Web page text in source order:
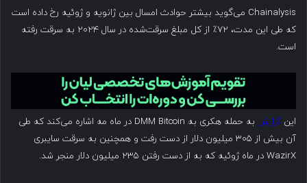
Chainalysis می‌گوید بیشتر حوادث امسال بین ژانویه و ژوئیه رخ داده است
که طی این مدت، ۷۲٪ از کل مبلغ سرقت‌شده در سال ۲۰۲۴ به سرقت رفته
است.
این گزارش
به حمله هکری به DMM Bitcoin در ماه مه اشاره می‌کند که طی
آن بیش از ۳۰۵ میلیون دلار از دست رفت و همچنین به سرقت سایبری
WazirX در ماه ژوئیه که به از دست رفتن ۲۳۵ میلیون دلار منجر شد.